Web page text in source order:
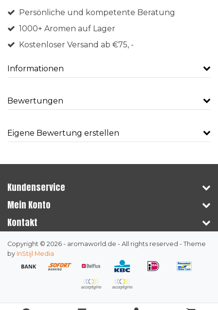
Persönliche und kompetente Beratung
1000+ Aromen auf Lager
Kostenloser Versand ab €75, -
Informationen
Bewertungen
Eigene Bewertung erstellen
Kundenservice
Mein Konto
Kontakt
Copyright © 2026 - aromaworld.de - All rights reserved - Theme
by InStijl Media